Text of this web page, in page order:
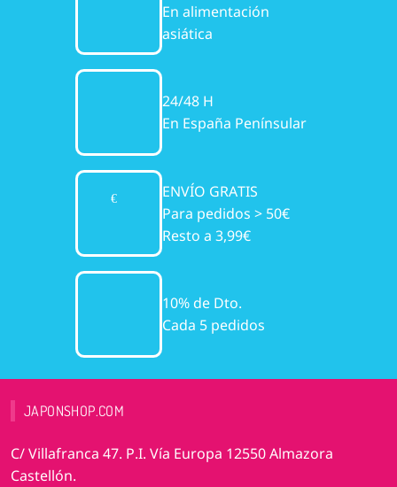
En alimentación
asiática
24/48 H
En España Penínsular
ENVÍO GRATIS
Para pedidos > 50€
Resto a 3,99€
10% de Dto.
Cada 5 pedidos
JAPONSHOP.COM
C/ Villafranca 47. P.I. Vía Europa 12550 Almazora
Castellón.